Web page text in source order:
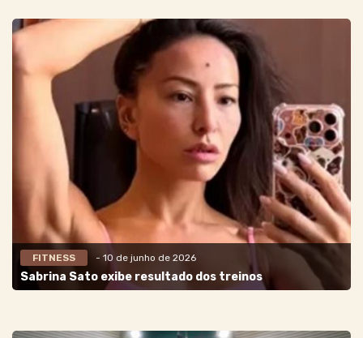
FITNESS - 10 de junho de 2026
Sabrina Sato exibe resultado dos treinos